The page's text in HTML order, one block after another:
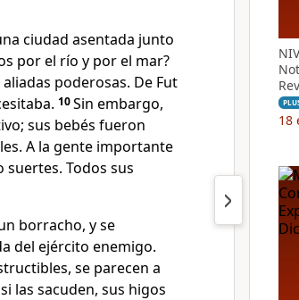
ciudad asentada junto
por el río y por el mar?
poderosas. De Fut
10Sin embargo,
sus bebés fueron
A la gente importante
Todos sus
borracho, y se
del ejército enemigo.
se parecen a
las sacuden, sus higos
18